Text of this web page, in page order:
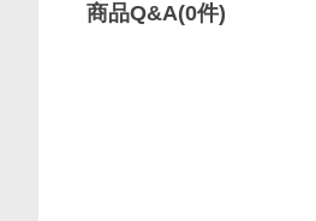
商品Q&A(0件)